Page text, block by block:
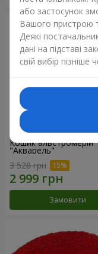
Кошик альстромерій
"Акварель"
3 528 грн
Замовити
або застосунок
Вашого пристрою
Деякі
дані на підставі
свій вибір пізніше